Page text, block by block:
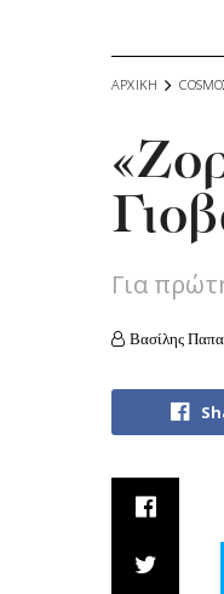
ΑΡΧΙΚΗ
Για
Βασίλης